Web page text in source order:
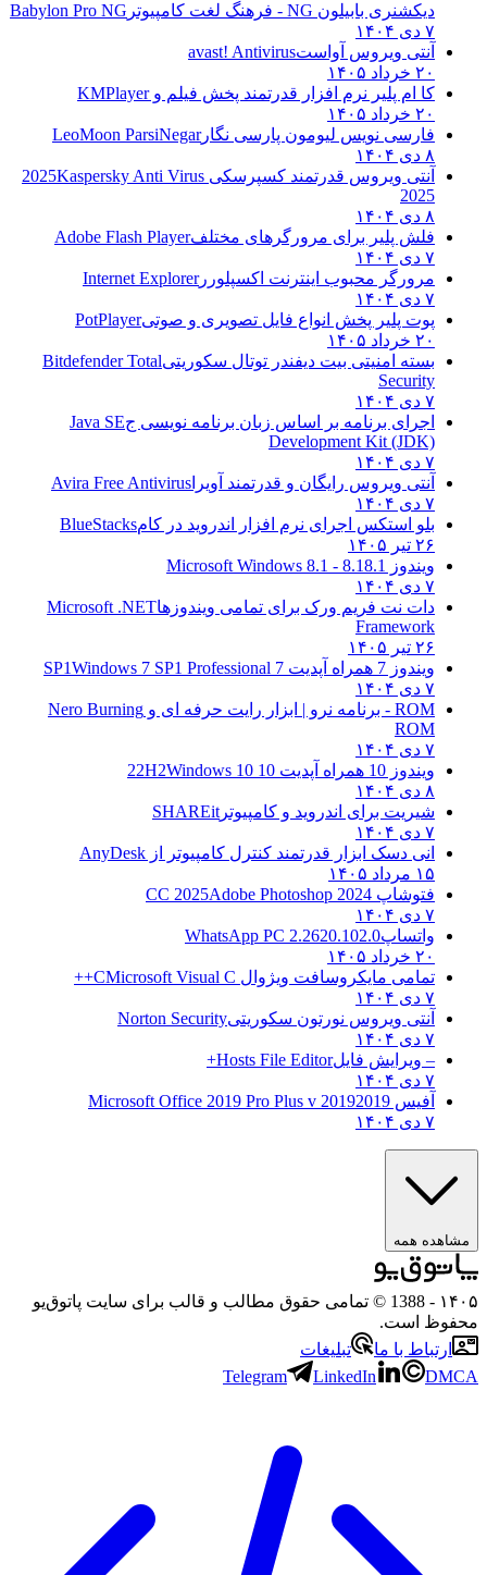
دیکشنری بابیلون NG - فرهنگ لغت کامپیوتر
Babylon Pro NG
۷ دی ۱۴۰۴
آنتی ویروس آواستavast! Antivirus
۲۰ خرداد ۱۴۰۵
کا ام پلیر نرم افزار قدرتمند پخش فیلم وKMPlayer
۲۰ خرداد ۱۴۰۵
فارسی نویس لیومون پارسی نگارLeoMoon ParsiNegar
۸ دی ۱۴۰۴
آنتی ویروس قدرتمند کسپرسکی 2025 Kaspersky Anti Virus
2025
۸ دی ۱۴۰۴
فلش پلیر برای مرورگرهای مختلفAdobe Flash Player
۷ دی ۱۴۰۴
مرورگر محبوب اینترنت اکسپلوررInternet Explorer
۷ دی ۱۴۰۴
پوت پلیر پخش انواع فایل تصویری و صوتیPotPlayer
۲۰ خرداد ۱۴۰۵
بسته امنیتی بیت دیفندر توتال سکوریتیBitdefender Total
Security
۷ دی ۱۴۰۴
اجرای برنامه بر اساس زبان برنامه نویسی جJava SE
Development Kit (JDK)
۷ دی ۱۴۰۴
آنتی ویروس رایگان و قدرتمند آویرا Avira Free Antivirus
۷ دی ۱۴۰۴
بلو استکس اجرای نرم افزار اندروید در کامBlueStacks
۲۶ تیر ۱۴۰۵
ویندوز 8.1
8.1 - Microsoft Windows 8.1
۷ دی ۱۴۰۴
دات نت فریم ورک برای تمامی ویندوزهاMicrosoft .NET
Framework
۲۶ تیر ۱۴۰۵
ویندوز 7 همراه آپدیت 7 SP1
Windows 7 SP1 Professional
۷ دی ۱۴۰۴
ROM - برنامه نرو | ابزار رایت حرفه ای و
Nero Burning
ROM
۷ دی ۱۴۰۴
ویندوز 10 همراه آپدیت 10 22H2
Windows 10
۸ دی ۱۴۰۴
شیریت برای اندروید و کامپیوتر SHAREit
۷ دی ۱۴۰۴
انی دسک ابزار قدرتمند کنترل کامپیوتر از AnyDesk
۱۵ مرداد ۱۴۰۵
فتوشاپ CC 2025 Adobe Photoshop 2024
۷ دی ۱۴۰۴
واتساپWhatsApp PC 2.2620.102.0
۲۰ خرداد ۱۴۰۵
تمامی مایکروسافت ویژوال C Microsoft Visual C++
۷ دی ۱۴۰۴
آنتی ویروس نورتون سکوریتیNorton Security
۷ دی ۱۴۰۴
– ویرایش فایلHosts File Editor+
۷ دی ۱۴۰۴
آفیس 2019 2019 Microsoft Office 2019 Pro Plus v
۷ دی ۱۴۰۴
مشاهده همه
۱۴۰۵
- 1388 © تمامی حقوق مطالب و قالب برای سایت پاتوق‌یو
محفوظ است.
ارتباط با ما
تبلیغات
Telegram
LinkedIn DMCA